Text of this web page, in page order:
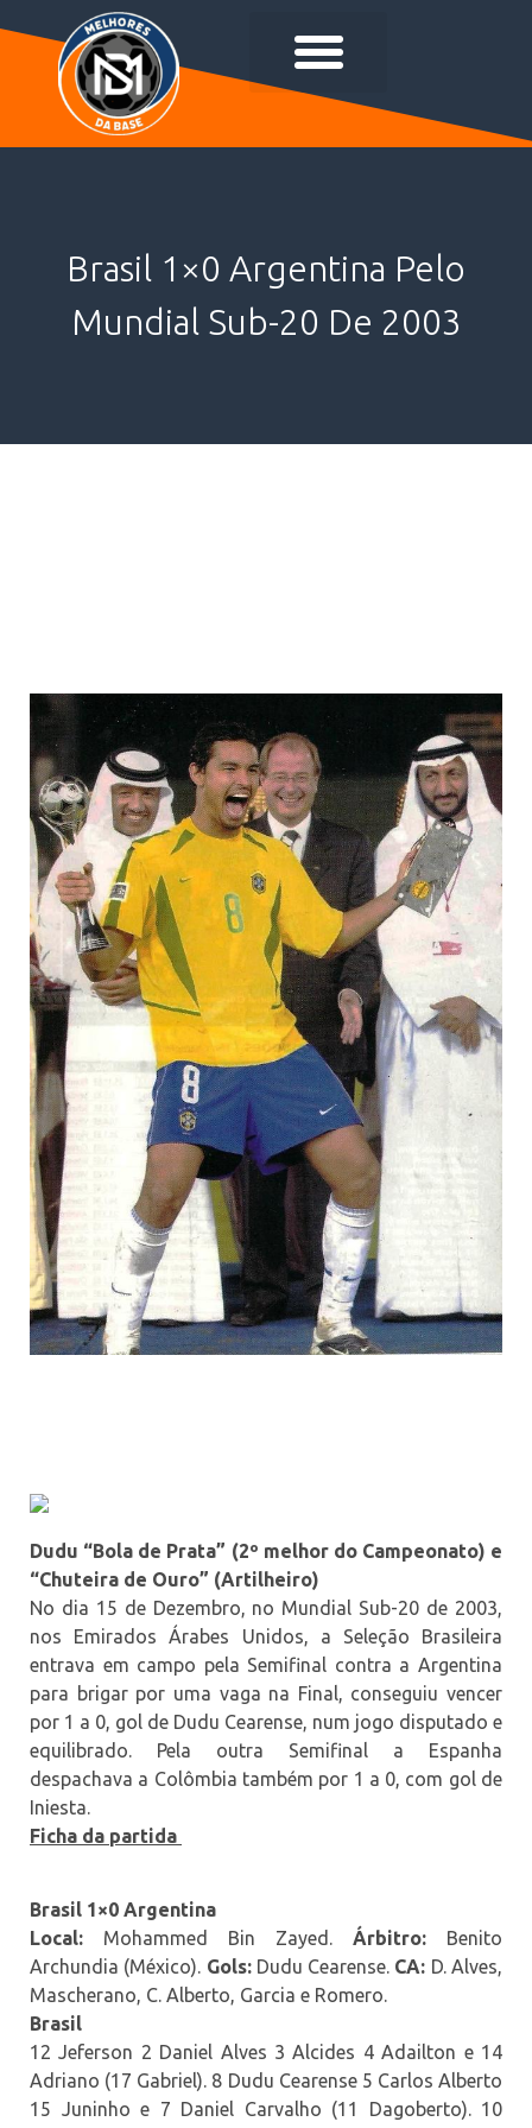
Brasil 1×0 Argentina Pelo
Mundial Sub-20 De 2003
Dudu “Bola de Prata” (2º melhor do Campeonato) e
“Chuteira de Ouro” (Artilheiro)
No dia 15 de Dezembro, no Mundial Sub-20 de 2003,
nos Emirados Árabes Unidos, a Seleção Brasileira
entrava em campo pela Semifinal contra a Argentina
para brigar por uma vaga na Final, conseguiu vencer
por 1 a 0, gol de Dudu Cearense, num jogo disputado e
equilibrado. Pela outra Semifinal a Espanha
despachava a Colômbia também por 1 a 0, com gol de
Iniesta.
Ficha da partida
Brasil 1×0 Argentina
Local: Mohammed Bin Zayed. Árbitro: Benito
Archundia (México). Gols:Dudu Cearense. CA: D. Alves,
Mascherano, C. Alberto, Garcia e Romero.
Brasil
12 Jeferson 2 Daniel Alves 3 Alcides 4 Adailton e 14
Adriano (17 Gabriel). 8 Dudu Cearense 5 Carlos Alberto
15 Juninho e 7 Daniel Carvalho (11 Dagoberto). 10